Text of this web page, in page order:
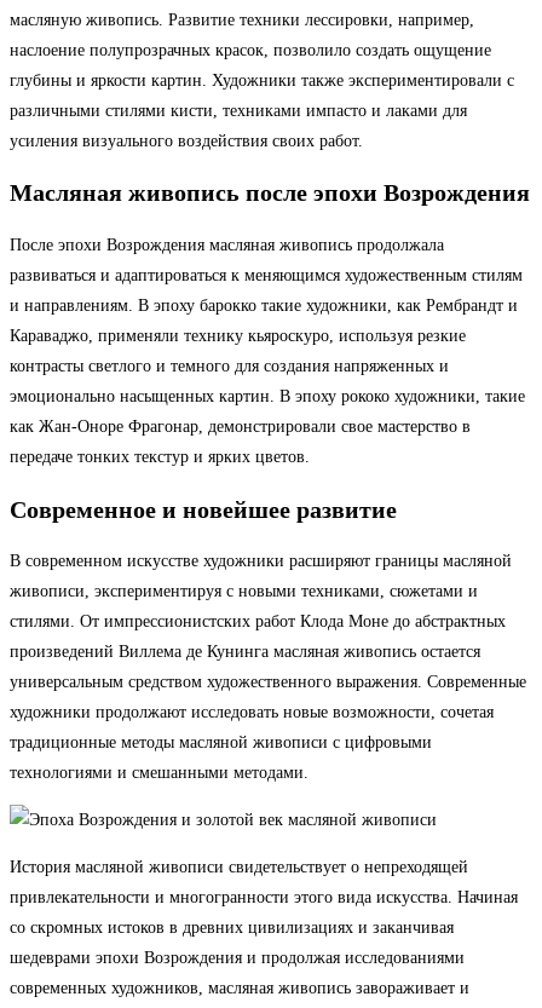
масляную живопись. Развитие техники лессировки, например,
наслоение полупрозрачных красок, позволило создать ощущение
глубины и яркости картин. Художники также экспериментировали с
различными стилями кисти, техниками импасто и лаками для
усиления визуального воздействия своих работ.
Масляная живопись после эпохи Возрождения
После эпохи Возрождения масляная живопись продолжала
развиваться и адаптироваться к меняющимся художественным стилям
и направлениям. В эпоху барокко такие художники, как Рембрандт и
Караваджо, применяли технику кьяроскуро, используя резкие
контрасты светлого и темного для создания напряженных и
эмоционально насыщенных картин. В эпоху рококо художники, такие
как Жан-Оноре Фрагонар, демонстрировали свое мастерство в
передаче тонких текстур и ярких цветов.
Современное и новейшее развитие
В современном искусстве художники расширяют границы масляной
живописи, экспериментируя с новыми техниками, сюжетами и
стилями. От импрессионистских работ Клода Моне до абстрактных
произведений Виллема де Кунинга масляная живопись остается
универсальным средством художественного выражения. Современные
художники продолжают исследовать новые возможности, сочетая
традиционные методы масляной живописи с цифровыми
технологиями и смешанными методами.
История масляной живописи свидетельствует о непреходящей
привлекательности и многогранности этого вида искусства. Начиная
со скромных истоков в древних цивилизациях и заканчивая
шедеврами эпохи Возрождения и продолжая исследованиями
современных художников, масляная живопись завораживает и